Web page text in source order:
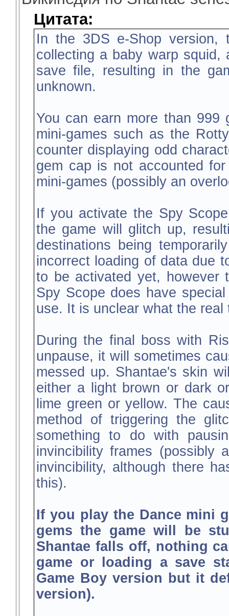
Цитата:
In the 3DS e-Shop version,
collecting a baby warp squid,
save file, resulting in the
unknown.
You can earn more than 999
mini-games such as the
counter displaying odd
gem cap is not accounted
mini-games (possibly an
If you activate the Spy
the game will glitch up,
destinations being
incorrect loading of data due
to be activated yet, however
Spy Scope does have
use. It is unclear what the real
During the final boss with
unpause, it will sometimes
messed up. Shantae's skin
either a light brown or dark
lime green or yellow. The
method of triggering the
something to do with
invincibility frames (possibly
invincibility, although there
this).
If you play the Dance mini
gems the game will be
Shantae falls off, nothing
game or loading a save
Game Boy version but it
version).